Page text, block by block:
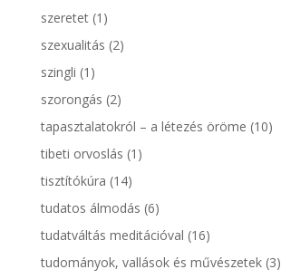
szeretet(1)
szexualitás (2)
szingli (1)
szorongás (2)
tapasztalatokról – a létezés öröme (10)
tibeti orvoslás (1)
tisztítókúra (14)
tudatos álmodás (6)
tudatváltás meditációval (16)
tudományok, vallások és művészetek(3)